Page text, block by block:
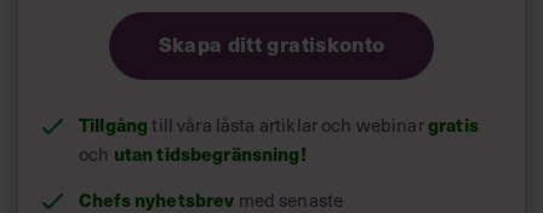
Skapa ditt gratiskonto
Tillgång till våra låsta artiklar och webinargratis
och utan tidsbegränsning!
Chefs nyhetsbrev med senaste